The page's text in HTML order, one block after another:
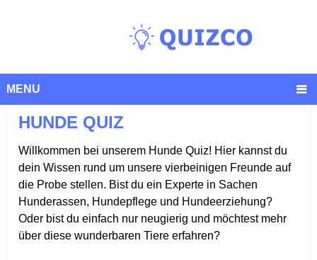
MENU
HUNDE QUIZ
Willkommen bei unserem Hunde Quiz! Hier kannst du
dein Wissen rund um unsere vierbeinigen Freunde auf
die Probe stellen. Bist du ein Experte in Sachen
Hunderassen, Hundepflege und Hundeerziehung?
Oder bist du einfach nur neugierig und möchtest mehr
über diese wunderbaren Tiere erfahren?